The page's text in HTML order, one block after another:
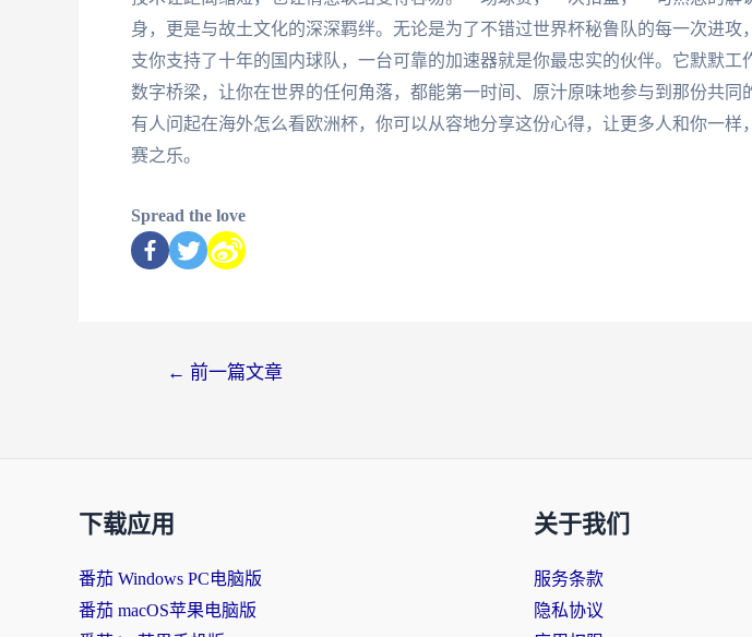
身，更是与故土文化的深深羁绊。无论是为了不错过世界杯秘鲁队的每一次进攻
支你支持了十年的国内球队，一台可靠的加速器就是你最忠实的伙伴。它默默工
数字桥梁，让你在世界的任何角落，都能第一时间、原汁原味地参与到那份共同
有人问起在海外怎么看欧洲杯，你可以从容地分享这份心得，让更多人和你一样
赛之乐。
Spread the love
← 前一篇文章
下载应用
番茄 Windows PC电脑版
番茄 macOS苹果电脑版
关于我们
服务条款
隐私协议